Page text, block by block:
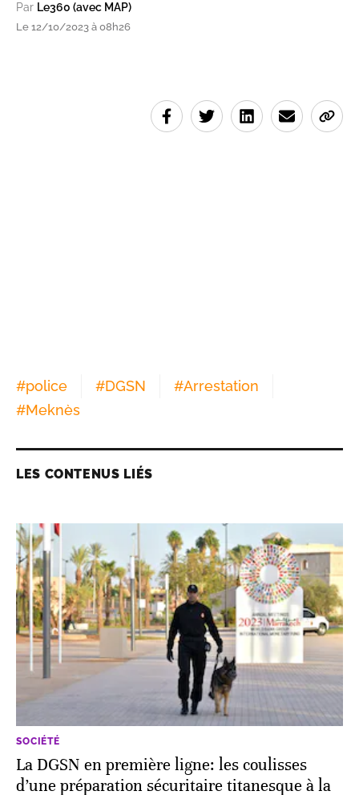
Par Le360 (avec MAP)
Le 12/10/2023 à 08h26
#police #DGSN #Arrestation
#Meknès
LES CONTENUS LIÉS
SOCIÉTÉ
La DGSN en première ligne: les coulisses
d’une préparation sécuritaire titanesque à la